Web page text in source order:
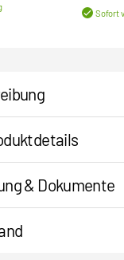
Sofort
& Dokumente